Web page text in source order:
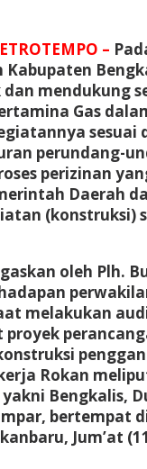
–
mendukung
Gas
sesuai
perundang-
perizinan
Daerah
(konstruksi)
oleh Plh.
melakukan
Rokan
Bengkalis,
bertempat
Jum’at